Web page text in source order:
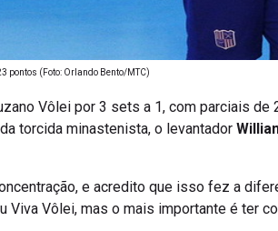
pontos (Foto: Orlando Bento/MTC)
Vôlei por 3 sets a 1, com parciais
torcida minastenista, o levantador
e acredito que isso fez a
Viva Vôlei, mas o mais importante é ter